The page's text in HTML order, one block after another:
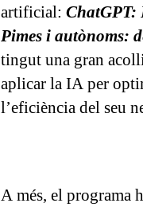
artificial: ChatGPT:
Pimes i autònoms:
tingut una gran
aplicar la IA per
l’eficiència del seu
A més, el programa